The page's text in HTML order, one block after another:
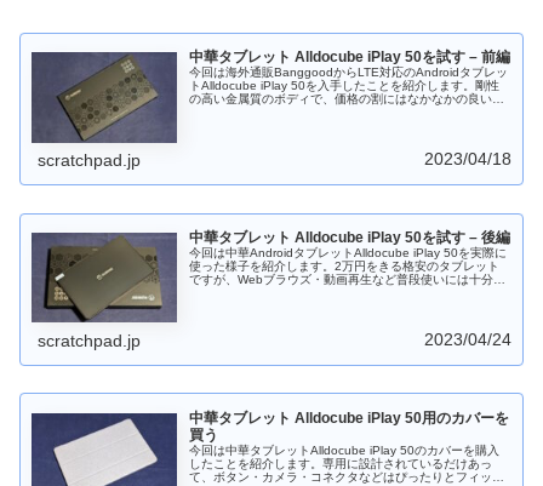
中華タブレット Alldocube iPlay 50を試す – 前編
今回は海外通販BanggoodからLTE対応のAndroidタブレッ
トAlldocube iPlay 50を入手したことを紹介します。剛性
の高い金属質のボディで、価格の割にはなかなかの良い質
scratchpad.jp 2023/04/18
中華タブレット Alldocube iPlay 50を試す – 後編
今回は中華AndroidタブレットAlldocube iPlay 50を実際に
使った様子を紹介します。2万円をきる格安のタブレット
ですが、Webブラウズ・動画再生など普段使いには十分な
scratchpad.jp 2023/04/24
中華タブレット Alldocube iPlay 50用のカバーを
買う
今回は中華タブレットAlldocube iPlay 50のカバーを購入
したことを紹介します。専用に設計されているだけあっ
て、ボタン・カメラ・コネクタなどはぴったりとフィット